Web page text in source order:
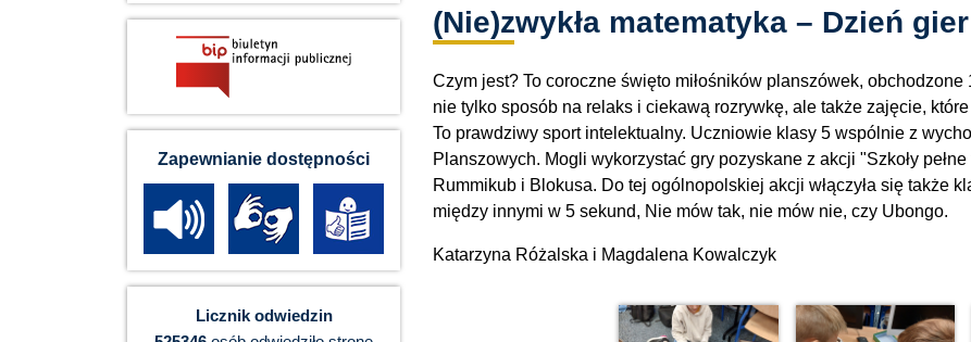
(Nie)zwykła matematyka – Dzień
Czym jest? To coroczne święto miłośników planszówek,
nie tylko sposób na relaks i ciekawą rozrywkę, ale także zajęcie,
To prawdziwy sport intelektualny. Uczniowie klasy 5 wspólnie z
Planszowych. Mogli wykorzystać gry pozyskane z akcji "Szkoły
Rummikub i Blokusa. Do tej ogólnopolskiej akcji włączyła się także
między innymi w 5 sekund, Nie mów tak, nie mów nie, czy Ubongo.
Katarzyna Różalska i Magdalena Kowalczyk
Zapewnianie dostępności
Licznik odwiedzin